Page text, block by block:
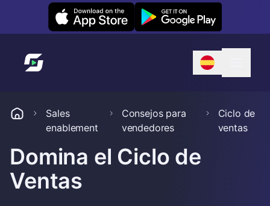
Leexi on iOS Leexi on Android
Enlace a la página de inicio
Sales
enablement
Consejos para
vendedores
Ciclo de
ventas
Domina el Ciclo de
Ventas